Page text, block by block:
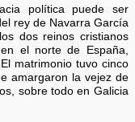
política puede ser
rey de Navarra García
dos reinos cristianos
el norte de España,
matrimonio tuvo cinco
amargaron la vejez de
sobre todo en Galicia